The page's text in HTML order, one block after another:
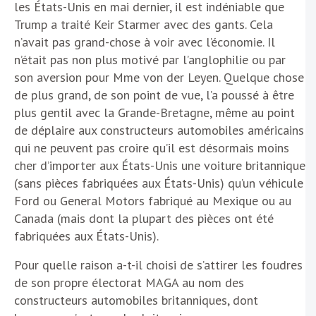
les États-Unis en mai dernier, il est indéniable que
Trump a traité Keir Starmer avec des gants. Cela
n’avait pas grand-chose à voir avec l’économie. Il
n’était pas non plus motivé par l’anglophilie ou par
son aversion pour Mme von der Leyen. Quelque chose
de plus grand, de son point de vue, l’a poussé à être
plus gentil avec la Grande-Bretagne, même au point
de déplaire aux constructeurs automobiles américains
qui ne peuvent pas croire qu’il est désormais moins
cher d’importer aux États-Unis une voiture britannique
(sans pièces fabriquées aux États-Unis) qu’un véhicule
Ford ou General Motors fabriqué au Mexique ou au
Canada (mais dont la plupart des pièces ont été
fabriquées aux États-Unis).
Pour quelle raison a-t-il choisi de s’attirer les foudres
de son propre électorat MAGA au nom des
constructeurs automobiles britanniques, dont